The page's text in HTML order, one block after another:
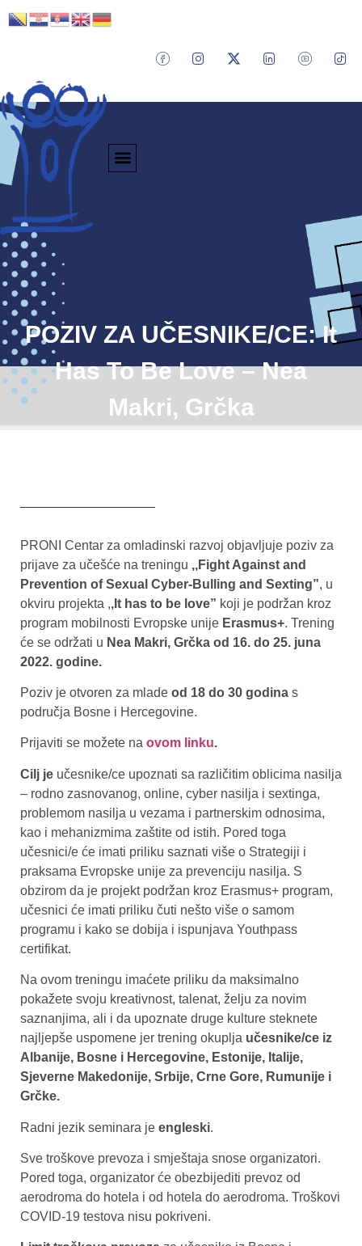
POZIV ZA UČESNIKE/CE: It
Has To Be Love – Nea
Makri, Grčka
PRONI Centar za omladinski razvoj objavljuje poziv za
prijave za učešće na treningu ,,Fight Against and
Prevention of Sexual Cyber-Bulling and Sexting”, u
okviru projekta ,,It has to be love” koji je podržan kroz
program mobilnosti Evropske unije Erasmus+. Trening
će se održati u Nea Makri, Grčka od 16. do 25. juna
2022. godine.
Poziv je otvoren za mlade od 18 do 30 godina s
područja Bosne i Hercegovine.
Prijaviti se možete na ovom linku.
Cilj je učesnike/ce upoznati sa različitim oblicima nasilja
– rodno zasnovanog, online, cyber nasilja i sextinga,
problemom nasilja u vezama i partnerskim odnosima,
kao i mehanizmima zaštite od istih. Pored toga
učesnici/e će imati priliku saznati više o Strategiji i
praksama Evropske unije za prevenciju nasilja. S
obzirom da je projekt podržan kroz Erasmus+ program,
učesnici će imati priliku čuti nešto više o samom
programu i kako se dobija i ispunjava Youthpass
certifikat.
Na ovom treningu imaćete priliku da maksimalno
pokažete svoju kreativnost, talenat, želju za novim
saznanjima, ali i da upoznate druge kulture steknete
najljepše uspomene jer trening okuplja učesnike/ce iz
Albanije, Bosne i Hercegovine, Estonije, Italije,
Sjeverne Makedonije, Srbije, Crne Gore, Rumunije i
Grčke.
Radni jezik seminara je engleski.
Sve troškove prevoza i smještaja snose organizatori.
Pored toga, organizator će obezbijediti prevoz od
aerodroma do hotela i od hotela do aerodroma. Troškovi
COVID-19 testova nisu pokriveni.